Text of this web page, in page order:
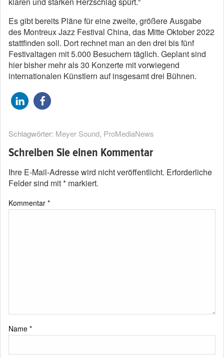
Es gibt bereits Pläne für eine zweite, größere Ausgabe
des Montreux Jazz Festival China, das Mitte Oktober 2022
stattfinden soll. Dort rechnet man an den drei bis fünf
Festivaltagen mit 5.000 Besuchern täglich. Geplant sind
hier bisher mehr als 30 Konzerte mit vorwiegend
internationalen Künstlern auf insgesamt drei Bühnen.
Schlagwörter: Meyer Sound, ProMediaNews
Schreiben Sie einen Kommentar
Ihre E-Mail-Adresse wird nicht veröffentlicht. Erforderliche
Felder sind mit* markiert.
Kommentar *
Name *